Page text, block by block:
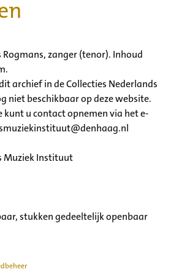
zanger (tenor). Inhoud
archief in de Collecties Nederlands
niet beschikbaar op deze website.
u contact opnemen via het e-
Muziek Instituut
stukken gedeeltelijk openbaar